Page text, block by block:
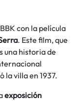
con la película
. Este film, que
una historia de
la villa en 1937.
exposición